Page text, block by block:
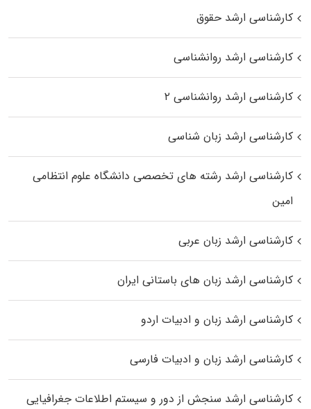
کارشناسی ارشد حقوق
کارشناسی ارشد روانشناسی
کارشناسی ارشد روانشناسی ۲
کارشناسی ارشد زبان شناسی
کارشناسی ارشد رﺷﺘﻪ ﻫﺎی تخصصی داﻧﺸﮕﺎه ﻋﻠﻮم انتظامی
اﻣﻴﻦ
کارشناسی ارشد زبان عربی
کارشناسی ارشد زبان‌ های باستانی ایران
کارشناسی ارشد زبان و ادبیات اردو
کارشناسی ارشد زبان و ادبیات فارسی
کارشناسی ارشد سنجش از دور و سیستم اطلاعات جغرافیایی